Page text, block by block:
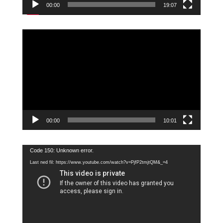
00:00 19:07
00:00 10:01
Videoavspiller
Code 150: Unknown error.
Last ned fil: https://www.youtube.com/watch?v=PjfP2tmjtQM&_=4